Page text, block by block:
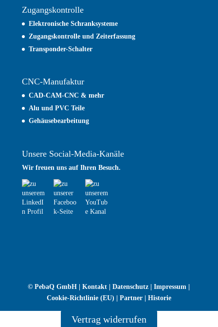
Zugangskontrolle
Elektronische Schranksysteme
Zugangskontrolle und Zeiterfassung
Transponder-Schalter
CNC-Manufaktur
CAD-CAM-CNC & mehr
Alu und PVC Teile
Gehäusebearbeitung
Unsere Social-Media-Kanäle
Wir freuen uns auf Ihren Besuch.
© PebaQ GmbH |Kontakt |Datenschutz |Impressum
Cookie-Richtlinie (EU)
Partner| Historie
Vertrag widerrufen